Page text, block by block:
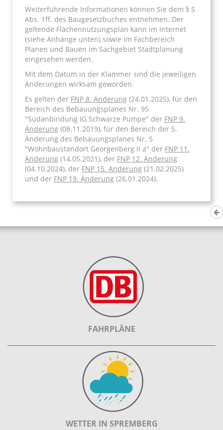
Weiterführende Informationen können Sie dem § 5
Abs. 1ff. des Baugesetzbuches entnehmen. Der
geltende Flächennutzungsplan kann im Internet
(siehe Anhänge unten) sowie im Fachbereich
Planen und Bauen im Sachgebiet Stadtplanung
eingesehen werden.
Mit dem Datum in der Klammer sind die jeweiligen
Änderungen wirksam geworden.
Es gelten der FNP 8. Änderung (24.01.2025), für den
Bereich des Bebauungsplanes Nr. 95
"Südanbindung IG Schwarze Pumpe" der FNP 9.
Änderung (08.11.2019), für den Bereich der 5.
Änderung des Bebauungsplanes Nr. 5
"Wohnbaustandort Georgenberg II a" der FNP 11.
Änderung (14.05.2021), der FNP 12. Änderung
(04.10.2024), der FNP 15. Änderung (21.02.2025)
und der FNP 19. Änderung (26.01.2024).
FAHRPLÄNE
WETTER IN SPREMBERG